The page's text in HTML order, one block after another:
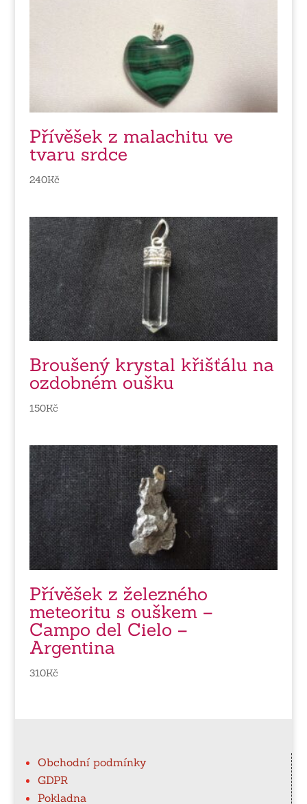
Přívěšek z malachitu ve
tvaru srdce
240Kč
Broušený krystal křišťálu na
ozdobném oušku
150Kč
Přívěšek z železného
meteoritu s ouškem –
Campo del Cielo –
Argentina
310Kč
Obchodní podmínky
GDPR
Pokladna